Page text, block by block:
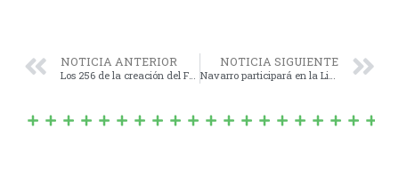
NOTICIA ANTERIOR
Los 256 de la creación del Fortín San Lorenzo de Navarro
NOTICIA SIGUIENTE
Navarro participará en la Liga de fútbol inclusivo de la provincia de Buenos Aires